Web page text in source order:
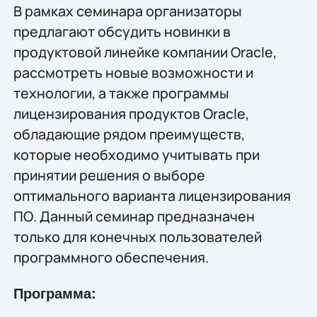
В рамках семинара организаторы
предлагают обсудить новинки в
продуктовой линейке компании Oracle,
рассмотреть новые возможности и
технологии, а также программы
лицензирования продуктов Oracle,
обладающие рядом преимуществ,
которые необходимо учитывать при
принятии решения о выборе
оптимального варианта лицензирования
ПО. Данный семинар предназначен
только для конечных пользователей
программного обеспечения.
Программа: